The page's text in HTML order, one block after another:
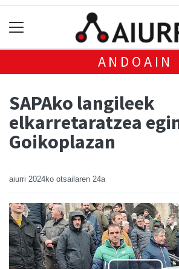
ANDOAIN
SAPAko langileek
elkarretaratzea
Goikoplazan
aiurri 2024ko otsailaren 24a